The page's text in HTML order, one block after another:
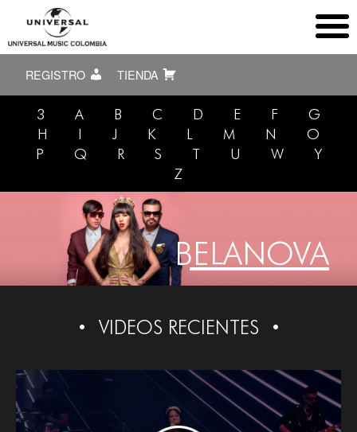
REGISTRO TIENDA
3 A B C D E F
G
H
I J K L M N
O
P
Q R S T U W
Y
Z
BELANOVA
VIDEOS RECIENTES